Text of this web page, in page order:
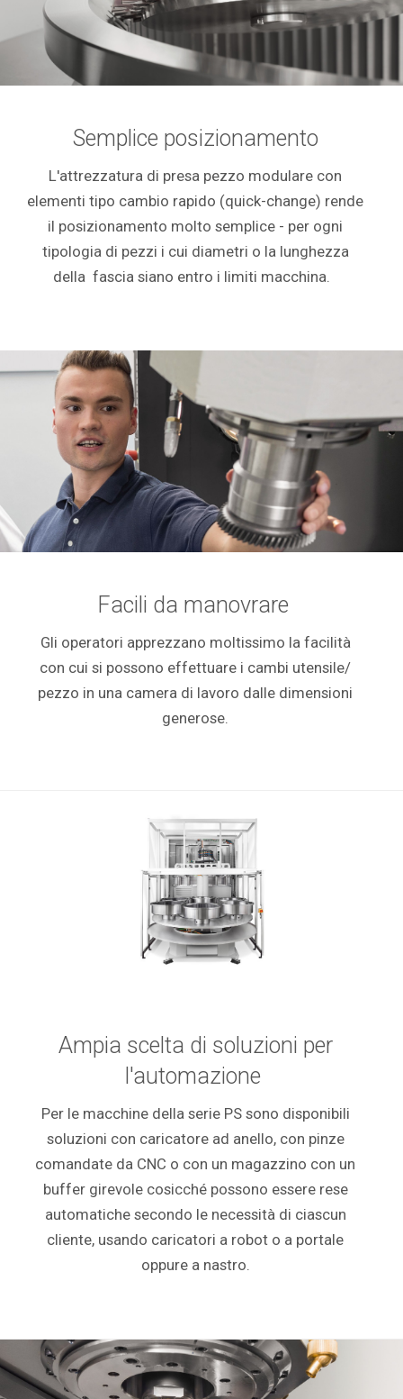
Semplice posizionamento
L'attrezzatura di presa pezzo modulare con
elementi tipo cambio rapido (quick-change) rende
il posizionamento molto semplice - per ogni
tipologia di pezzi i cui diametri o la lunghezza
della fascia siano entro i limiti macchina.
Facili da manovrare
Gli operatori apprezzano moltissimo la facilità
con cui si possono effettuare i cambi utensile/
pezzo in una camera di lavoro dalle dimensioni
generose.
Ampia scelta di soluzioni per
l'automazione
Per le macchine della serie PS sono disponibili
soluzioni con caricatore ad anello, con pinze
comandate da CNC o con un magazzino con un
buffer girevole cosicché possono essere rese
automatiche secondo le necessità di ciascun
cliente, usando caricatori a robot o a portale
oppure a nastro.